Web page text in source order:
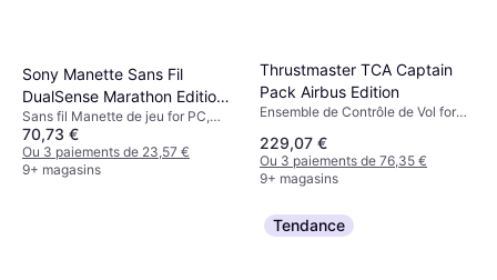
Sony Manette Sans Fil
DualSense Marathon Edition
Limitée PS5
Sans fil Manette de jeu for PC,
Téléphone mobile, PlayStation 5,
Mac
70,73 €
Ou 3 paiements de 23,57 €
9+ magasins
Thrustmaster TCA Captain
Pack Airbus Edition
Ensemble de Contrôle de Vol for
229,07 €
Ou 3 paiements de 76,35 €
9+ magasins
Tendance